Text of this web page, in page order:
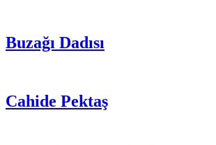
Buzağı Dadısı
Cahide Pektaş